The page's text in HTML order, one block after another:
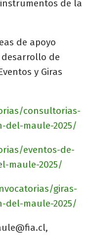
de la
de apoyo
de
y Giras
consultorias-
del-maule-2025/
eventos-de-
maule-2025/
giras-
del-maule-2025/
,